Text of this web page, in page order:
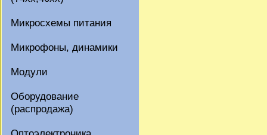
Микросхемы питания
Микрофоны, динамики
Модули
Оборудование
(распродажа)